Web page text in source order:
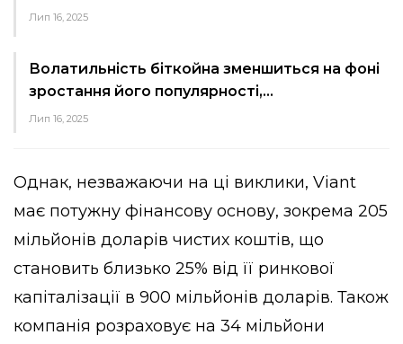
Лип 16, 2025
Волатильність біткойна зменшиться на фоні
зростання його популярності,…
Лип 16, 2025
Однак, незважаючи на ці виклики, Viant
має потужну фінансову основу, зокрема 205
мільйонів доларів чистих коштів, що
становить близько 25% від її ринкової
капіталізації в 900 мільйонів доларів. Також
компанія розраховує на 34 мільйони